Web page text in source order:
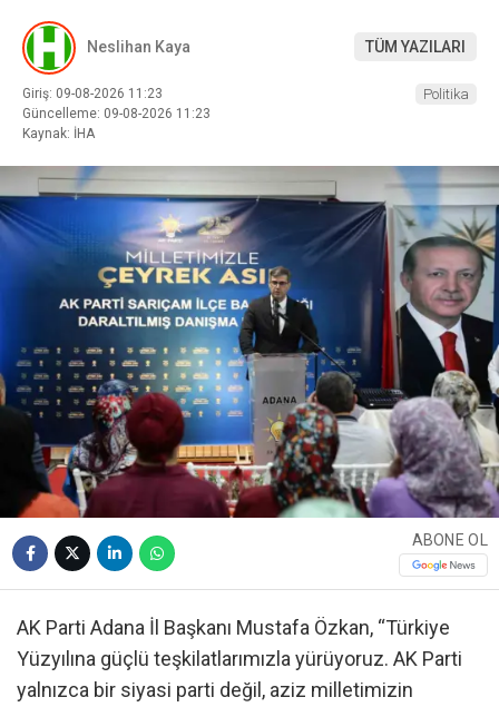
Neslihan Kaya TÜM YAZILARI
Giriş: 09-08-2026 11:23
Güncelleme: 09-08-2026 11:23
Kaynak: İHA
Politika
ABONE OL
AK Parti Adana İl Başkanı Mustafa Özkan, “Türkiye
Yüzyılına güçlü teşkilatlarımızla yürüyoruz. AK Parti
yalnızca bir siyasi parti değil, aziz milletimizin